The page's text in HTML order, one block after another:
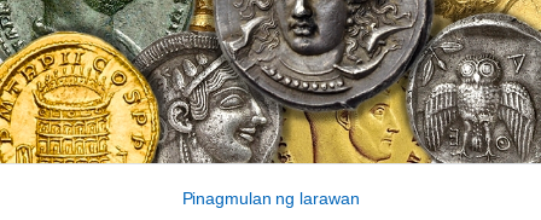
Pinagmulan ng larawan